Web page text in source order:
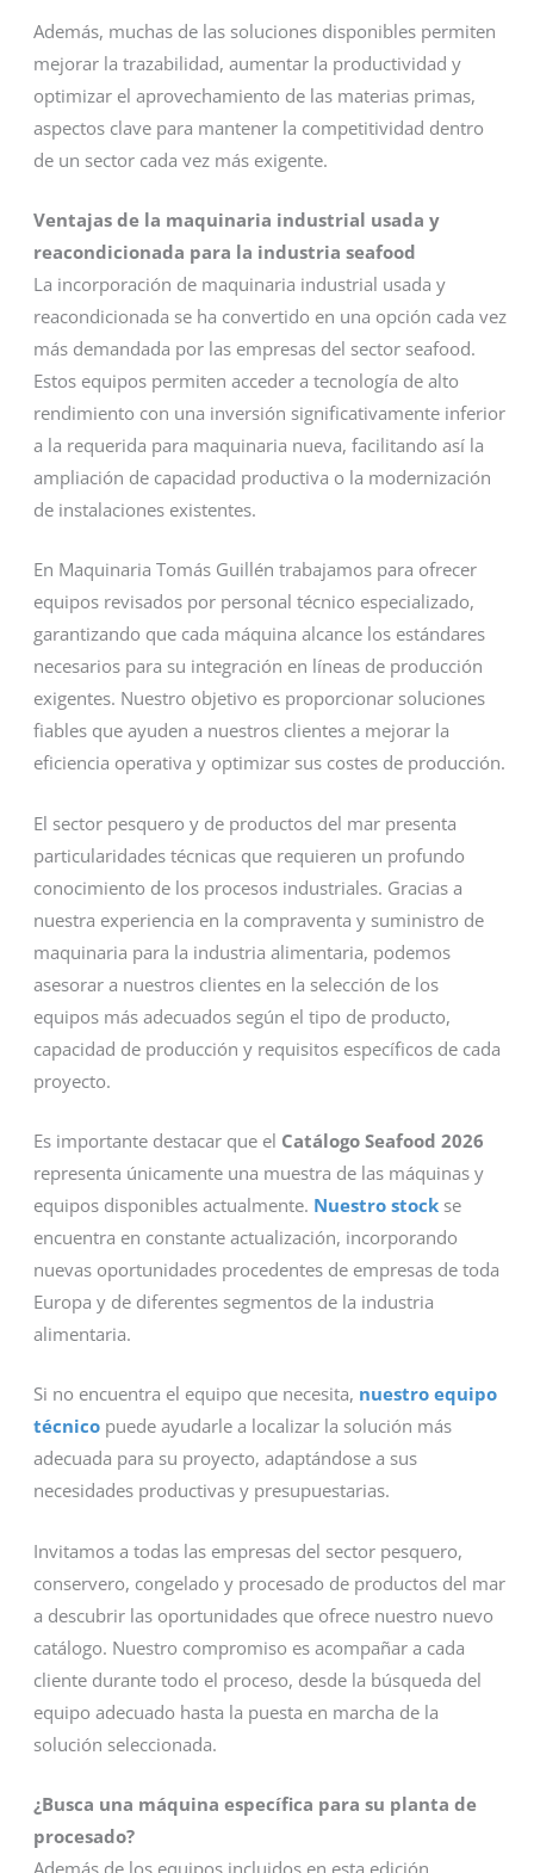
Además, muchas de las soluciones disponibles permiten
mejorar la trazabilidad, aumentar la productividad y
optimizar el aprovechamiento de las materias primas,
aspectos clave para mantener la competitividad dentro
de un sector cada vez más exigente.
Ventajas de la maquinaria industrial usada y
reacondicionada para la industria seafood
La incorporación de maquinaria industrial usada y
reacondicionada se ha convertido en una opción cada vez
más demandada por las empresas del sector seafood.
Estos equipos permiten acceder a tecnología de alto
rendimiento con una inversión significativamente inferior
a la requerida para maquinaria nueva, facilitando así la
ampliación de capacidad productiva o la modernización
de instalaciones existentes.
En Maquinaria Tomás Guillén trabajamos para ofrecer
equipos revisados por personal técnico especializado,
garantizando que cada máquina alcance los estándares
necesarios para su integración en líneas de producción
exigentes. Nuestro objetivo es proporcionar soluciones
fiables que ayuden a nuestros clientes a mejorar la
eficiencia operativa y optimizar sus costes de producción.
El sector pesquero y de productos del mar presenta
particularidades técnicas que requieren un profundo
conocimiento de los procesos industriales. Gracias a
nuestra experiencia en la compraventa y suministro de
maquinaria para la industria alimentaria, podemos
asesorar a nuestros clientes en la selección de los
equipos más adecuados según el tipo de producto,
capacidad de producción y requisitos específicos de cada
proyecto.
Es importante destacar que el Catálogo Seafood 2026
representa únicamente una muestra de las máquinas y
equipos disponibles actualmente. Nuestro stock se
encuentra en constante actualización, incorporando
nuevas oportunidades procedentes de empresas de toda
Europa y de diferentes segmentos de la industria
alimentaria.
Si no encuentra el equipo que necesita, nuestro equipo
técnicopuede ayudarle a localizar la solución más
adecuada para su proyecto, adaptándose a sus
necesidades productivas y presupuestarias.
Invitamos a todas las empresas del sector pesquero,
conservero, congelado y procesado de productos del mar
a descubrir las oportunidades que ofrece nuestro nuevo
catálogo. Nuestro compromiso es acompañar a cada
cliente durante todo el proceso, desde la búsqueda del
equipo adecuado hasta la puesta en marcha de la
solución seleccionada.
¿Busca una máquina específica para su planta de
procesado?